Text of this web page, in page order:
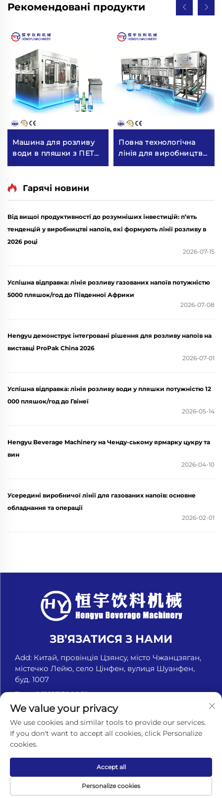
Рекомендовані продукти
Машина для розливу
води в пляшки з ПЕТ
Повна технологічна
лінія для виробництва
Гарячі новини
Від вищої продуктивності до розумніших інвестицій: п’ять
тенденцій у виробництві напоїв, які формують лінії розливу в
2026 році
2026-07-15
Успішна відправка: лінія розливу газованих напоїв потужністю
5000 пляшок/год до Південної Африки
2026-07-08
Hengyu демонструє інтегровані рішення для розливу напоїв на
виставці ProPak China 2026
2026-07-01
Успішна відправка: лінія розливу води у пляшки потужністю 12
000 пляшок/год до Гвінеї
2026-05-14
Hengyu Beverage Machinery на Ченду-ському ярмарку цукру та
вин
2026-04-10
Усередині виробничої лінії для газованих напоїв: основне
обладнання та операції
2026-02-01
ЗВ’ЯЗАТИСЯ З НАМИ
Add: Китай, провінція Цзянсу, місто Чжанцзяган,
містечко Лейю, село Цінфен, вулиця Шуанфен,
буд. 1007
Тел.:+8618151580069
Ел. пошта:[email protected]
Авторське право © Чжанцзягань Хенгю Машина для
напоїв, компанія з обмеженою відповідальністю. Усі
Політика конфіденційності
We value your privacy
We use cookies and similar tools to provide our services.
If you don't want to accept all cookies, click Personalize
cookies.
Personalize cookies
Accept all